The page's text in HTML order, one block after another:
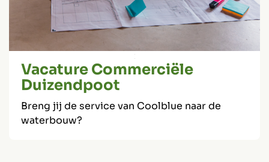
Vacature Commerciële
Duizendpoot
Breng jij de service van Coolblue naar de
waterbouw?